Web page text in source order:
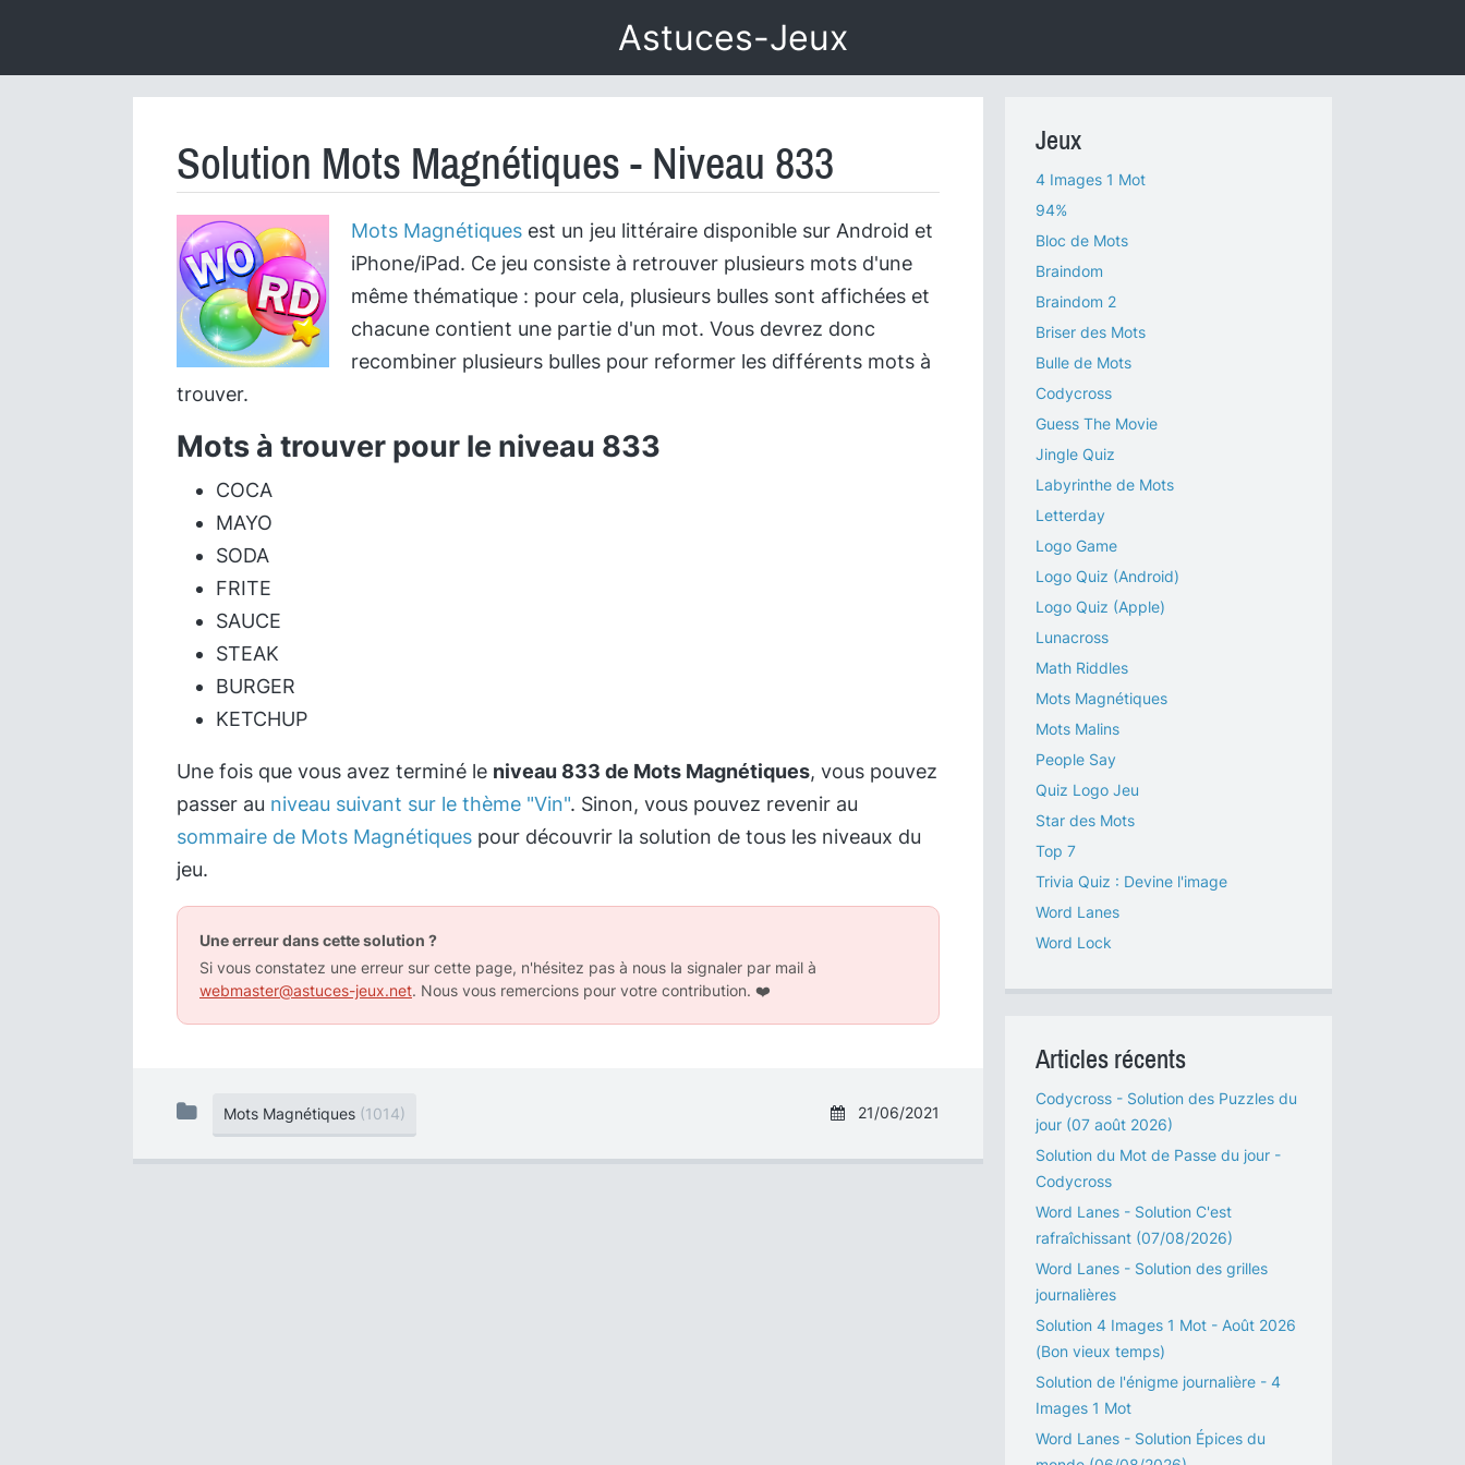
Astuces-Jeux
Solution Mots Magnétiques - Niveau 833
Mots Magnétiques est un jeu littéraire disponible sur Android et
iPhone/iPad. Ce jeu consiste à retrouver plusieurs mots d'une
même thématique : pour cela, plusieurs bulles sont affichées et
chacune contient une partie d'un mot. Vous devrez donc
recombiner plusieurs bulles pour reformer les différents mots à
trouver.
Mots à trouver pour le niveau 833
COCA
MAYO
SODA
FRITE
SAUCE
STEAK
BURGER
KETCHUP
Une fois que vous avez terminé le niveau 833 de Mots Magnétiques, vous pouvez
passer au niveau suivant sur le thème "Vin". Sinon, vous pouvez revenir au
sommaire de Mots Magnétiques pour découvrir la solution de tous les niveaux du
jeu.
Une erreur dans cette solution ?
Si vous constatez une erreur sur cette page, n'hésitez pas à nous la signaler par mail à
webmaster@astuces-jeux.net. Nous vous remercions pour votre contribution. ❤️
21/06/2021
Mots Magnétiques (1014)
Jeux
4 Images 1 Mot
94%
Bloc de Mots
Braindom
Braindom 2
Briser des Mots
Bulle de Mots
Codycross
Guess The Movie
Jingle Quiz
Labyrinthe de Mots
Letterday
Logo Game
Logo Quiz (Android)
Logo Quiz (Apple)
Lunacross
Math Riddles
Mots Magnétiques
Mots Malins
People Say
Quiz Logo Jeu
Star des Mots
Top 7
Trivia Quiz : Devine l'image
Word Lanes
Word Lock
Articles récents
Codycross - Solution des Puzzles du
jour (07 août 2026)
Solution du Mot de Passe du jour -
Codycross
Word Lanes - Solution C'est
rafraîchissant (07/08/2026)
Word Lanes - Solution des grilles
journalières
Solution 4 Images 1 Mot - Août 2026
(Bon vieux temps)
Solution de l'énigme journalière - 4
Images 1 Mot
Word Lanes - Solution Épices du